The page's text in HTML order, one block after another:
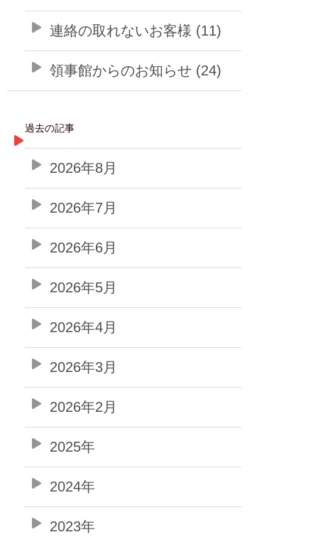
連絡の取れないお客様 (11)
領事館からのお知らせ (24)
過去の記事
2026年8月
2026年7月
2026年6月
2026年5月
2026年4月
2026年3月
2026年2月
2025年
2024年
2023年